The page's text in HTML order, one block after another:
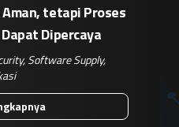
tetapi Proses
Dipercaya
,Software Supply,